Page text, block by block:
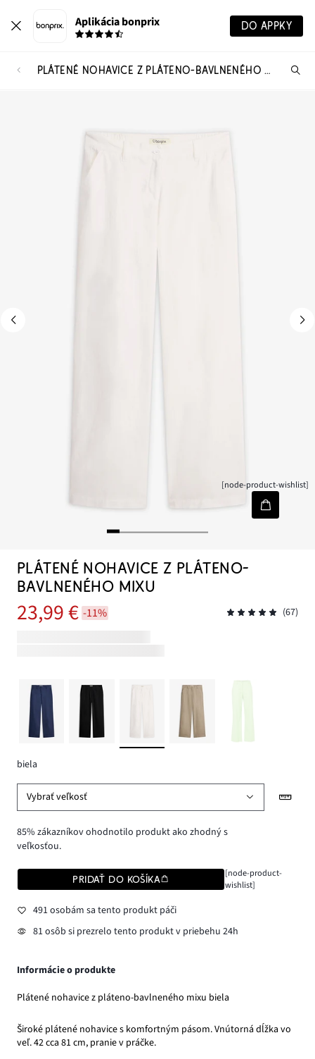
Aplikácia bonprix DO APPKY
PLÁTENÉ NOHAVICE Z PLÁTENO-BAVLNENÉHO MIXU
[node-product-wishlist]
PLÁTENÉ NOHAVICE Z PLÁTENO-
BAVLNENÉHO MIXU
23,99 € -11% (67)
biela
Vybrať veľkosť
85% zákazníkov ohodnotilo produkt ako zhodný s
veľkosťou.
PRIDAŤ DO KOŠÍKA
[node-product-
wishlist]
491 osobám sa tento produkt páči
81 osôb si prezrelo tento produkt v priebehu 24h
Informácie o produkte
Plátené nohavice z pláteno-bavlneného mixu biela
Široké plátené nohavice s komfortným pásom. Vnútorná dĺžka vo
veľ. 42 cca 81 cm, pranie v práčke.